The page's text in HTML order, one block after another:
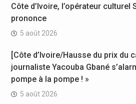
Côte d’Ivoire, l’opérateur culturel
prononce
5 août 2026
[Côte d’Ivoire/Hausse du prix du
journaliste Yacouba Gbané
pompe à la pompe ! »
5 août 2026